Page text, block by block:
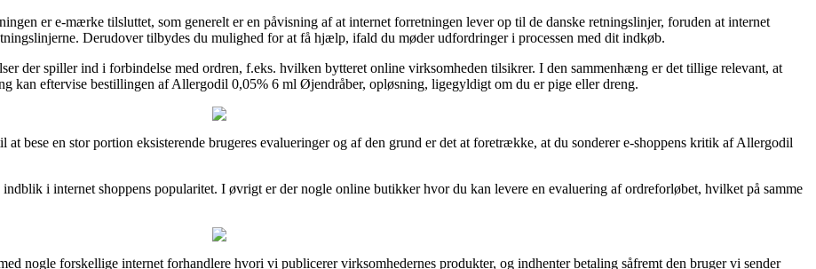
er e-mærke tilsluttet, som generelt er en påvisning af at internet forretningen lever op til de danske retningslinjer, foruden at internet
Derudover tilbydes du mulighed for at få hjælp, ifald du møder udfordringer i processen med dit indkøb.
der spiller ind i forbindelse med ordren, f.eks. hvilken bytteret online virksomheden tilsikrer. I den sammenhæng er det tillige relevant, at
kan eftervise bestillingen af Allergodil 0,05% 6 ml Øjendråber, opløsning, ligegyldigt om du er pige eller dreng.
bese en stor portion eksisterende brugeres evalueringer og af den grund er det at foretrække, at du sonderer e-shoppens kritik af Allergodil
i internet shoppens popularitet. I øvrigt er der nogle online butikker hvor du kan levere en evaluering af ordreforløbet, hvilket på samme
nogle forskellige internet forhandlere hvori vi publicerer virksomhedernes produkter, og indhenter betaling såfremt den bruger vi sender